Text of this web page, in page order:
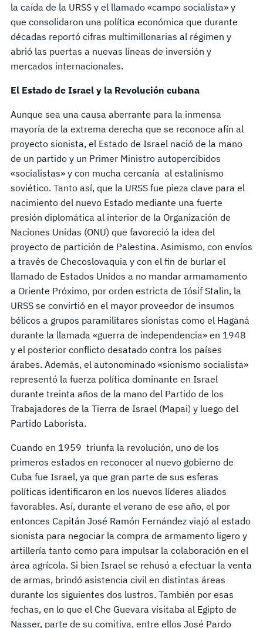
la caída de la URSS y el llamado «campo socialista» y
que consolidaron una política económica que durante
décadas reportó cifras multimillonarias al régimen y
abrió las puertas a nuevas líneas de inversión y
mercados internacionales.
El Estado de Israel y la Revolución cubana
Aunque sea una causa aberrante para la inmensa
mayoría de la extrema derecha que se reconoce afín al
proyecto sionista, el Estado de Israel nació de la mano
de un partido y un Primer Ministro autopercibidos
«socialistas» y con mucha cercanía al estalinismo
soviético. Tanto así, que la URSS fue pieza clave para el
nacimiento del nuevo Estado mediante una fuerte
presión diplomática al interior de la Organización de
Naciones Unidas (ONU) que favoreció la idea del
proyecto de partición de Palestina. Asimismo, con envíos
a través de Checoslovaquia y con el fin de burlar el
llamado de Estados Unidos a no mandar armamamento
a Oriente Próximo, por orden estricta de Iósif Stalin, la
URSS se convirtió en el mayor proveedor de insumos
bélicos a grupos paramilitares sionistas como el Haganá
durante la llamada «guerra de independencia» en 1948
y el posterior conflicto desatado contra los países
árabes. Además, el autonominado «sionismo socialista»
representó la fuerza política dominante en Israel
durante treinta años de la mano del Partido de los
Trabajadores de la Tierra de Israel (Mapai) y luego del
Partido Laborista.
Cuando en 1959 triunfa la revolución, uno de los
primeros estados en reconocer al nuevo gobierno de
Cuba fue Israel, ya que gran parte de sus esferas
políticas identificaron en los nuevos líderes aliados
favorables. Así, durante el verano de ese año, el por
entonces Capitán José Ramón Fernández viajó al estado
sionista para negociar la compra de armamento ligero y
artillería tanto como para impulsar la colaboración en el
área agrícola. Si bien Israel se rehusó a efectuar la venta
de armas, brindó asistencia civil en distintas áreas
durante los siguientes dos lustros. También por esas
fechas, en lo que el Che Guevara visitaba al Egipto de
Nasser, parte de su comitiva, entre ellos José Pardo